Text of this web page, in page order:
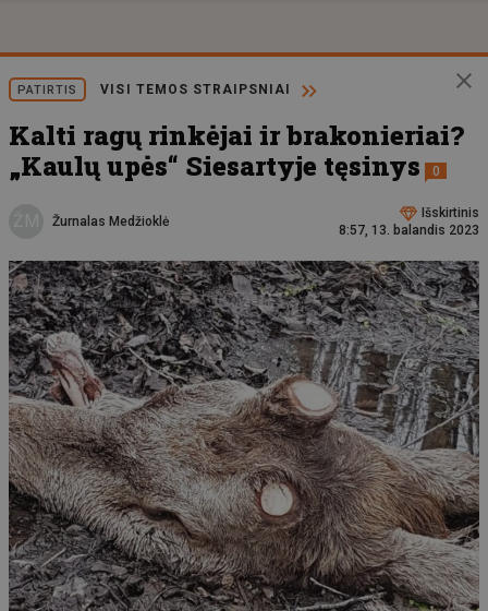
PATIRTIS VISI TEMOS STRAIPSNIAI
Kalti ragų rinkėjai ir brakonieriai?
„Kaulų upės“ Siesartyje tęsinys
0
Žurnalas Medžioklė
Išskirtinis
8:57, 13. balandis 2023